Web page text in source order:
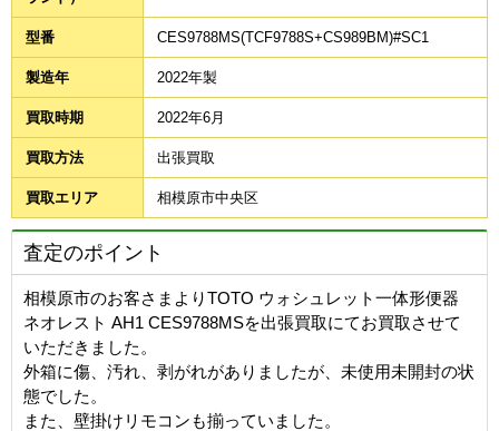
型番 CES9788MS(TCF9788S+CS989BM)#SC1
製造年 2022年製
買取時期 2022年6月
買取方法 出張買取
買取エリア 相模原市中央区
査定のポイント
相模原市のお客さまよりTOTO ウォシュレット一体形便器
ネオレスト AH1 CES9788MSを出張買取にてお買取させて
いただきました。
外箱に傷、汚れ、剥がれがありましたが、未使用未開封の状
態でした。
また、壁掛けリモコンも揃っていました。